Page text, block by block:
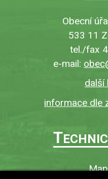
Obecní
533 11
tel./fax
e-mail:
další
informace dle
T